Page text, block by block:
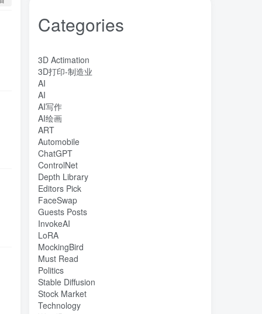
Categories
3D Actimation
3D打印-制造业
AI
AI
AI写作
AI绘画
ART
Automobile
ChatGPT
ControlNet
Depth Library
Editors Pick
FaceSwap
Guests Posts
InvokeAI
LoRA
MockingBird
Must Read
Politics
Stable Diffusion
Stock Market
Technology